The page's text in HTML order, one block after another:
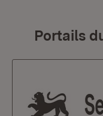
Portails